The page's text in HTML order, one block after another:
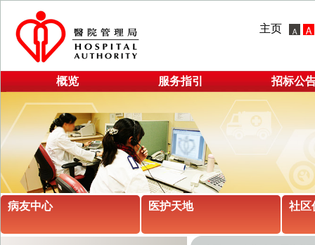
主页
概览 服务指引 招标公
病友中心 医护天地 社区